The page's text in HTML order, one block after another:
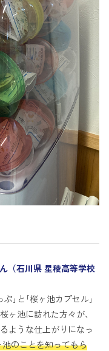
（石川県 星稜高等学校
｣と｢桜ヶ池カプセル｣
ヶ池に訪れた方々が、
ような仕上がりになっ
のことを知ってもら